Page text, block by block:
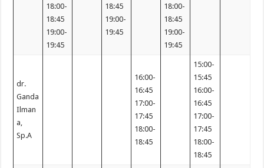
18:00-
18:45
19:00-
19:45
18:45
19:00-
19:45
18:00-
18:45
19:00-
19:45
dr.
Ganda
Ilman
a,
Sp.A
16:00-
16:45
17:00-
17:45
18:00-
18:45
15:00-
15:45
16:00-
16:45
17:00-
17:45
18:00-
18:45